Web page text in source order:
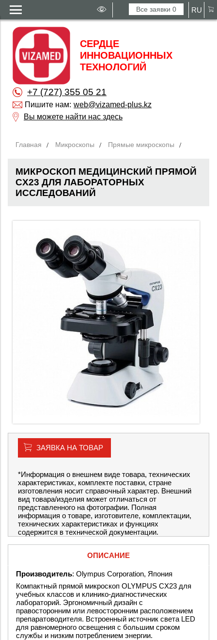
Все заявки0 RU
СЕРДЦЕ
ИННОВАЦИОННЫХ
ТЕХНОЛОГИЙ
+7 (727) 355 05 21
Пишите нам: web@vizamed-plus.kz
Вы можете найти нас здесь
Главная Микроскопы Прямые микроскопы
МИКРОСКОП МЕДИЦИНСКИЙ ПРЯМОЙ
CX23 ДЛЯ ЛАБОРАТОРНЫХ
ИССЛЕДОВАНИЙ
ЗАЯВКА НА ТОВАР
*Информация о внешнем виде товара, технических
характеристиках, комплекте поставки, стране
изготовления носит справочный характер. Внешний
вид товара/изделия может отличаться от
представленного на фотографии. Полная
информация о товаре, изготовителе, комплектации,
технических характеристиках и функциях
содержится в технической документации.
ОПИСАНИЕ
Производитель: Olympus Corporation, Япония
Компактный прямой микроскоп OLYMPUS CX23 для
учебных классов и клинико-диагностических
лабораторий. Эргономичный дизайн с
правосторонним или левосторонним расположением
препаратоводителя. Встроенный источник света LED
для равномерного освещения с большим сроком
службы и низким потреблением энергии.